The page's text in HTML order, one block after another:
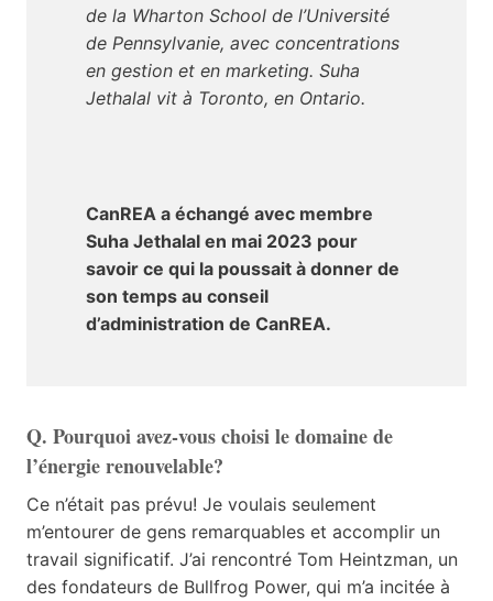
de la Wharton School de l’Université
de Pennsylvanie, avec concentrations
en gestion et en marketing. Suha
Jethalal vit à Toronto, en Ontario.
CanREA a échangé avec membre
Suha Jethalal en mai 2023 pour
savoir ce qui la poussait à donner de
son temps au conseil
d’administration de CanREA.
Q. Pourquoi avez-vous choisi le domaine de
l’énergie renouvelable?
Ce n’était pas prévu! Je voulais seulement
m’entourer de gens remarquables et accomplir un
travail significatif. J’ai rencontré Tom Heintzman, un
des fondateurs de Bullfrog Power, qui m’a incitée à